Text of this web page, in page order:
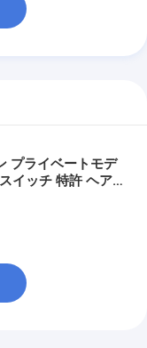
プライベートモデ
イッチ 特許 ヘア